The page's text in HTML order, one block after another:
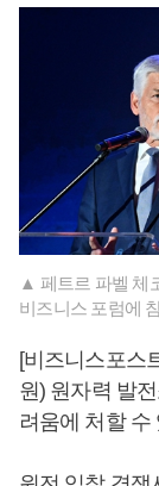
▲ 페트르 파벨 체
비즈니스 포럼에
[비즈니스포스
원) 원자력 발
려움에 처할 수